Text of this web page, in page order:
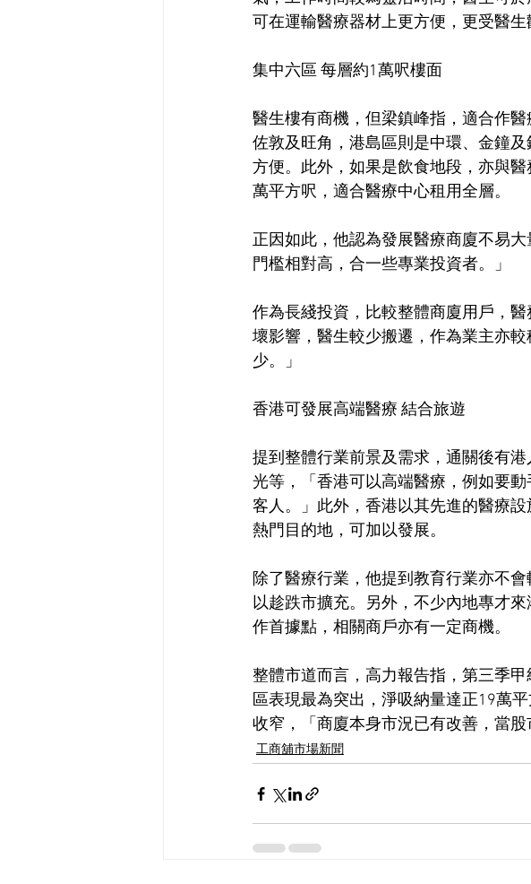
可在運輸醫療器材上更方便，更受醫生
集中六區 每層約1萬呎樓面
醫生樓有商機，但梁鎮峰指，適合作
佐敦及旺角，港島區則是中環、金鐘
方便。此外，如果是飲食地段，亦與
萬平方呎，適合醫療中心租用全層。
正因如此，他認為發展醫療商廈不易
門檻相對高，合一些專業投資者。」
作為長綫投資，比較整體商廈用戶，
壞影響，醫生較少搬遷，作為業主亦
少。」
香港可發展高端醫療 結合旅遊
提到整體行業前景及需求，通關後有
光等，「香港可以高端醫療，例如要
客人。」此外，香港以其先進的醫療
熱門目的地，可加以發展。
除了醫療行業，他提到教育行業亦不
以趁跌市擴充。另外，不少內地專才
作首據點，相關商戶亦有一定商機。
整體市道而言，高力報告指，第三季
區表現最為突出，淨吸納量達正19萬
收窄，「商廈本身市況已有改善，當
工商舖市場新聞